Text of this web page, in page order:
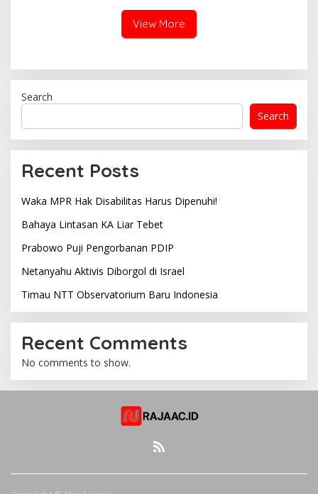
View More
Search
Search
Recent Posts
Waka MPR Hak Disabilitas Harus Dipenuhi!
Bahaya Lintasan KA Liar Tebet
Prabowo Puji Pengorbanan PDIP
Netanyahu Aktivis Diborgol di Israel
Timau NTT Observatorium Baru Indonesia
Recent Comments
No comments to show.